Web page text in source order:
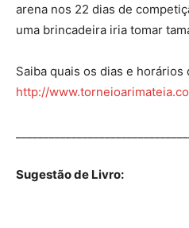
arena nos 22 dias de
uma brincadeira iria tomar
Saiba quais os dias e horários
http://
Sugestão de Livro: